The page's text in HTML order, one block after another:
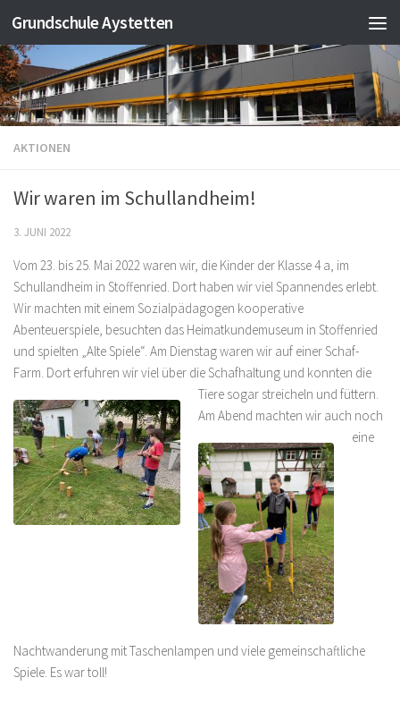
Zum Inhalt springen
Grundschule Aystetten
AKTIONEN
Wir waren im Schullandheim!
3. JUNI 2022
Vom 23. bis 25. Mai 2022 waren wir, die Kinder der Klasse 4 a, im
Schullandheim in Stoffenried. Dort haben wir viel Spannendes erlebt.
Wir machten mit einem Sozialpädagogen kooperative
Abenteuerspiele, besuchten das Heimatkundemuseum in Stoffenried
und spielten „Alte Spiele“. Am Dienstag waren wir auf einer Schaf-
Farm. Dort erfuhren wir viel über die Schafhaltung und konnten die
Tiere sogar streicheln und füttern.
Am Abend machten wir auch noch
eine
Nachtwanderung mit Taschenlampen und viele gemeinschaftliche
Spiele. Es war toll!